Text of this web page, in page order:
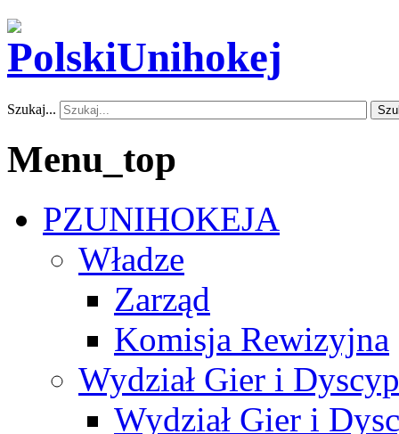
Szukaj...
Menu_top
PZUNIHOKEJA
Władze
Zarząd
Komisja Rewizyjna
Wydział Gier i
Wydział Gier i